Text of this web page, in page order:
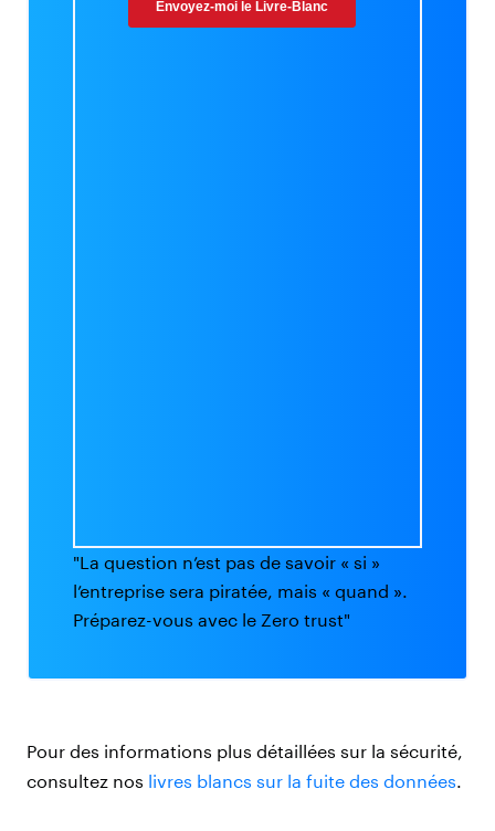
"La question n’est pas de savoir « si »
l’entreprise sera piratée, mais « quand ».
Préparez-vous avec le Zero trust"
Pour des informations plus détaillées sur la sécurité,
consultez nos livres blancs sur la fuite des données.